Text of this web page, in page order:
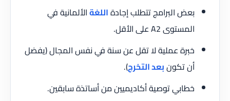
بعض البرامج تتطلب إجادةاللغةالألمانية في
المستوى A2 على الأقل.
خبرة عملية لا تقل عن سنة في نفس المجال (يفضل
أن تكونبعد التخرج).
خطابي توصية أكاديميين من أساتذة سابقين.